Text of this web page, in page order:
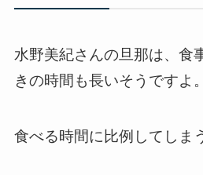
水野美紀さんの旦那は、食
きの時間も長いそうですよ。
食べる時間に比例してしま